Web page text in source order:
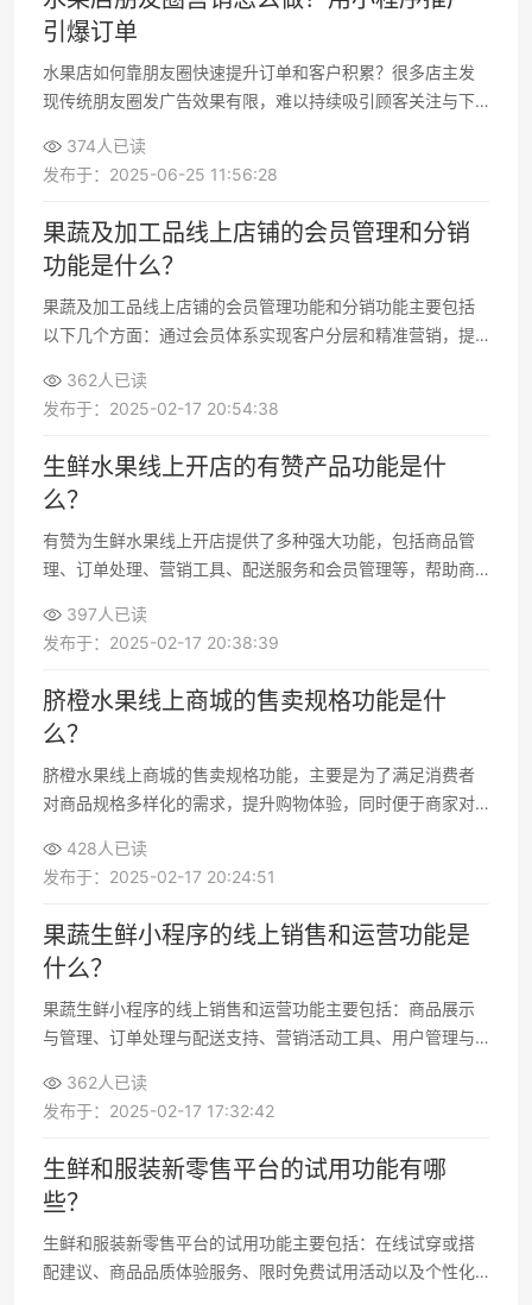
实现客流和销量突破。
引爆订单
水果店如何靠朋友圈快速提升订单和客户积累？很多店主发
现传统朋友圈发广告效果有限，难以持续吸引顾客关注与下
动，不仅能提升订单转化，还能把顾客沉淀到私域反复运
营。本文围绕小程序在朋友圈推广中的高效玩法，帮水果店
374人已读
发布于：2025-06-25 11:56:28
果蔬及加工品线上店铺的会员管理和分销
功能是什么？
果蔬及加工品线上店铺的会员管理功能和分销功能主要包括
以下几个方面：通过会员体系实现客户分层和精准营销，提
伴帮助店铺推广产品，增加销量。
362人已读
发布于：2025-02-17 20:54:38
生鲜水果线上开店的有赞产品功能是什
么？
有赞为生鲜水果线上开店提供了多种强大功能，包括商品管
理、订单处理、营销工具、配送服务和会员管理等，帮助商
397人已读
发布于：2025-02-17 20:38:39
脐橙水果线上商城的售卖规格功能是什
么？
脐橙水果线上商城的售卖规格功能，主要是为了满足消费者
对商品规格多样化的需求，提升购物体验，同时便于商家对
重量、大小、包装方式等；消费者可以根据自身需求选择合
适的规格下单；商家能够清晰设置每
428人已读
发布于：2025-02-17 20:24:51
果蔬生鲜小程序的线上销售和运营功能是
什么？
果蔬生鲜小程序的线上销售和运营功能主要包括：商品展示
与管理、订单处理与配送支持、营销活动工具、用户管理与
管理业务，还能提升消费者体验，推动销售增长。
362人已读
发布于：2025-02-17 17:32:42
生鲜和服装新零售平台的试用功能有哪
些？
生鲜和服装新零售平台的试用功能主要包括：在线试穿或搭
配建议、商品品质体验服务、限时免费试用活动以及个性化